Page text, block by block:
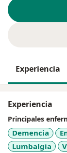
Experiencia
Experiencia
Principales
Demencia
Lumbalgia